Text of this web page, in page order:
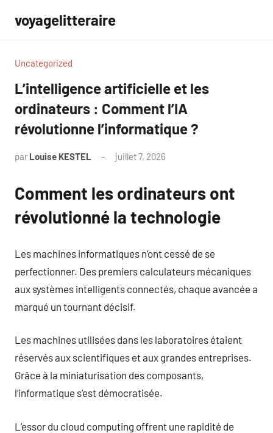
contenu
voyagelitteraire
Uncategorized
L’intelligence artificielle et les
ordinateurs : Comment l’IA
révolutionne l’informatique ?
par Louise KESTEL juillet 7, 2026
Comment les ordinateurs ont
révolutionné la technologie
Les machines informatiques n’ont cessé de se
perfectionner. Des premiers calculateurs mécaniques
aux systèmes intelligents connectés, chaque avancée a
marqué un tournant décisif.
Les machines utilisées dans les laboratoires étaient
réservés aux scientifiques et aux grandes entreprises.
Grâce à la miniaturisation des composants,
l’informatique s’est démocratisée.
L’essor du cloud computing offrent une rapidité de